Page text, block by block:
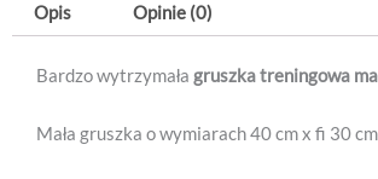
Opis Opinie (0)
Bardzo wytrzymała gruszka treningowa
Mała gruszka o wymiarach 40 cm x fi 30